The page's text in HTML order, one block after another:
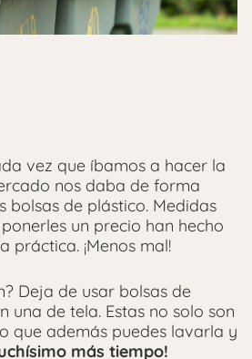
vez que íbamos a hacer la
nos daba de forma
bolsas de plástico. Medidas
un precio han hecho
práctica. ¡Menos mal!
Deja de usar bolsas de
una de tela. Estas no solo son
que además puedes lavarla y
más tiempo!